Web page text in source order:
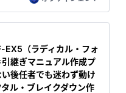
的に理解**できる。
。 実務レベルのマニ
務フロー、チェックリ
解は空へ向かって伸び
**ツリー形
親階層／動詞名詞ペ
務レベルの
込む。 **Dream
EX5（ラディカル・フォ
継ぎマニュアル作成プ
後任者でも迷わず動け
ル・ブレイクダウン作